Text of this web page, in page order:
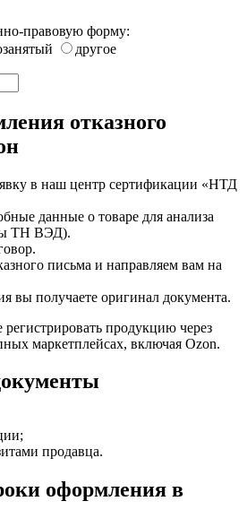
правовую форму:
другое
отказного
в наш центр сертификации «НТД
данные о товаре для анализа
ТН ВЭД).
письма и направляем вам на
вы получаете оригинал документа.
продукцию через
маркетплейсах, включая Ozon.
продавца.
оформления в